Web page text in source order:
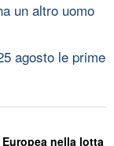
un altro uomo
agosto le prime
nella lotta